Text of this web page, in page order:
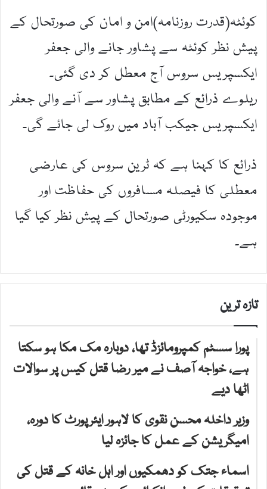
کوئٹہ(قدرت روزنامہ)امن و امان کی صورتحال کے
پیش نظر کوئٹہ سے پشاور جانے والی جعفر
ایکسپریس سروس آج معطل کر دی گئی۔
ریلوے ذرائع کے مطابق پشاور سے آنے والی جعفر
ایکسپریس جیکب آباد میں روک لی جائے گی۔
ذرائع کا کہنا ہے کہ ٹرین سروس کی عارضی
معطلی کا فیصلہ مسافروں کی حفاظت اور
موجودہ سکیورٹی صورتحال کے پیش نظر کیا گیا
ہے۔
تازہ ترین
پورا سسٹم کمپرومائزڈ تھا، دوبارہ مک مکا ہو سکتا
ہے، خواجہ آصف نے میر رضا قتل کیس پر سوالات
اٹھا دیے
وزیر داخلہ محسن نقوی کا لاہور ایئرپورٹ کا دورہ،
امیگریشن کے عمل کا جائزہ لیا
اسماء جتک کو دھمکیوں اور اہل خانہ کے قتل کی